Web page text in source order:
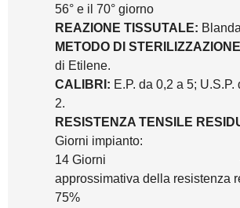
56° e il 70° giorno
REAZIONE TISSUTALE:
METODO DI
di Etilene.
CALIBRI: E.P. da 0,2 a 5; U.S.P.
2.
RESISTENZA TENSILE
Giorni impianto:
14 Giorni –
approssimativa della resistenza
75%